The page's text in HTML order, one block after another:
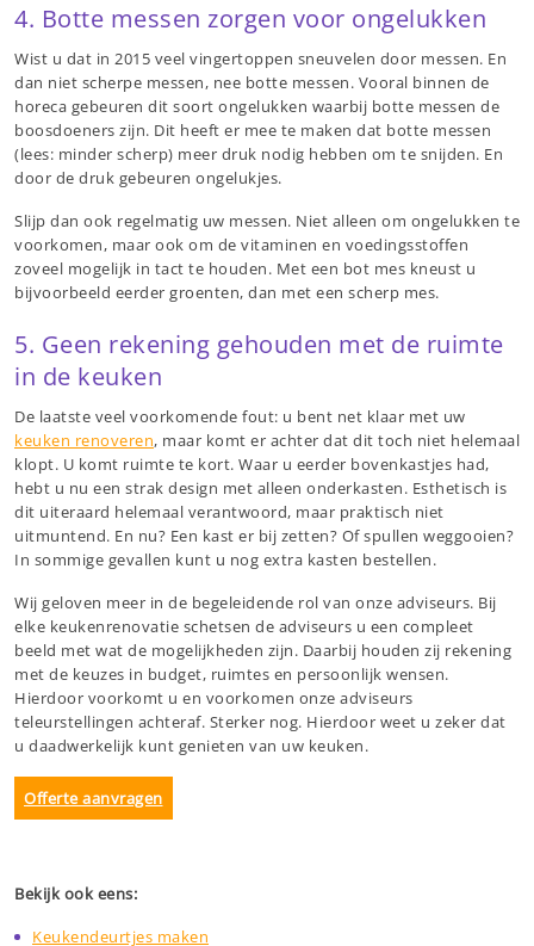
4. Botte messen zorgen voor ongelukken
Wist u dat in 2015 veel vingertoppen sneuvelen door messen. En
dan niet scherpe messen, nee botte messen. Vooral binnen de
horeca gebeuren dit soort ongelukken waarbij botte messen de
boosdoeners zijn. Dit heeft er mee te maken dat botte messen
(lees: minder scherp) meer druk nodig hebben om te snijden. En
door de druk gebeuren ongelukjes.
Slijp dan ook regelmatig uw messen. Niet alleen om ongelukken te
voorkomen, maar ook om de vitaminen en voedingsstoffen
zoveel mogelijk in tact te houden. Met een bot mes kneust u
bijvoorbeeld eerder groenten, dan met een scherp mes.
5. Geen rekening gehouden met de ruimte
in de keuken
De laatste veel voorkomende fout: u bent net klaar met uw
keuken renoveren, maar komt er achter dat dit toch niet helemaal
klopt. U komt ruimte te kort. Waar u eerder bovenkastjes had,
hebt u nu een strak design met alleen onderkasten. Esthetisch is
dit uiteraard helemaal verantwoord, maar praktisch niet
uitmuntend. En nu? Een kast er bij zetten? Of spullen weggooien?
In sommige gevallen kunt u nog extra kasten bestellen.
Wij geloven meer in de begeleidende rol van onze adviseurs. Bij
elke keukenrenovatie schetsen de adviseurs u een compleet
beeld met wat de mogelijkheden zijn. Daarbij houden zij rekening
met de keuzes in budget, ruimtes en persoonlijk wensen.
Hierdoor voorkomt u en voorkomen onze adviseurs
teleurstellingen achteraf. Sterker nog. Hierdoor weet u zeker dat
u daadwerkelijk kunt genieten van uw keuken.
Offerte aanvragen
Bekijk ook eens:
Keukendeurtjes maken